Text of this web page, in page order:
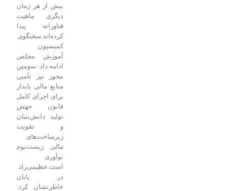
بیش از هر زمان
دیگری ماهیت
فناورانه پیدا
سخنگوی
آموزش مجلس
ادامه داد: سومین
محور نیز تأمین
منابع مالی پایدار
برای اجرای کامل
قانون جهش
تولید دانش‌بنیان
و تقویت
زیرساخت‌های
مالی زیست‌بوم
عظیمی‌راد
در پایان
خاطرنشان کرد: